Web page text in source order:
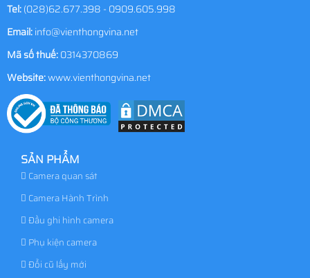
Tel:(028)62.677.398 - 0909.605.998
Email:info@vienthongvina.net
Mã số thuế:0314370869
Website:www.vienthongvina.net
SẢN PHẨM
Camera quan sát
Camera Hành Trình
Đầu ghi hình camera
Phụ kiện camera
Đổi cũ lấy mới